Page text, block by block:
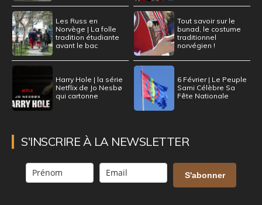
Les Russ en
Norvège | La folle
tradition étudiante
avant le bac
Tout savoir sur le
bunad, le costume
traditionnel
norvégien !
Harry Hole | la série
Netflix de Jo Nesbø
qui cartonne
6 Février | Le Peuple
Sami Célèbre Sa
Fête Nationale
S'INSCRIRE À LA NEWSLETTER
S'abonner